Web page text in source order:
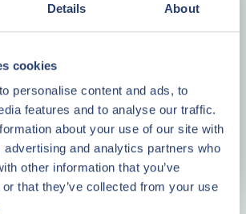
Details About
cookies
personalise content and ads, to
features and to analyse our traffic.
about your use of our site with
advertising and analytics partners who
other information that you’ve
that they’ve collected from your use
1978
75 m²
522 m²
5
D